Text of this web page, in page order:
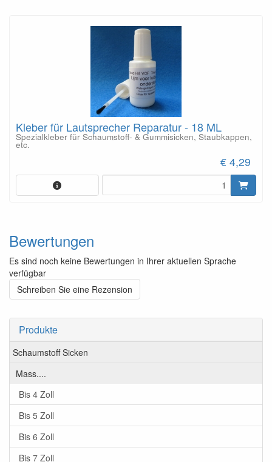
Produkte
Schaumstoff Sicken
Mass....
Bis 4 Zoll
Bis 5 Zoll
Bis 6 Zoll
Bis 7 Zoll
Kleber für Lautsprecher Reparatur - 18 ML
Spezialkleber für Schaumstoff- & Gummisicken, Staubkappen,
etc.
€ 4,29
Bewertungen
Es sind noch keine Bewertungen in Ihrer aktuellen Sprache
verfügbar
Schreiben Sie eine Rezension